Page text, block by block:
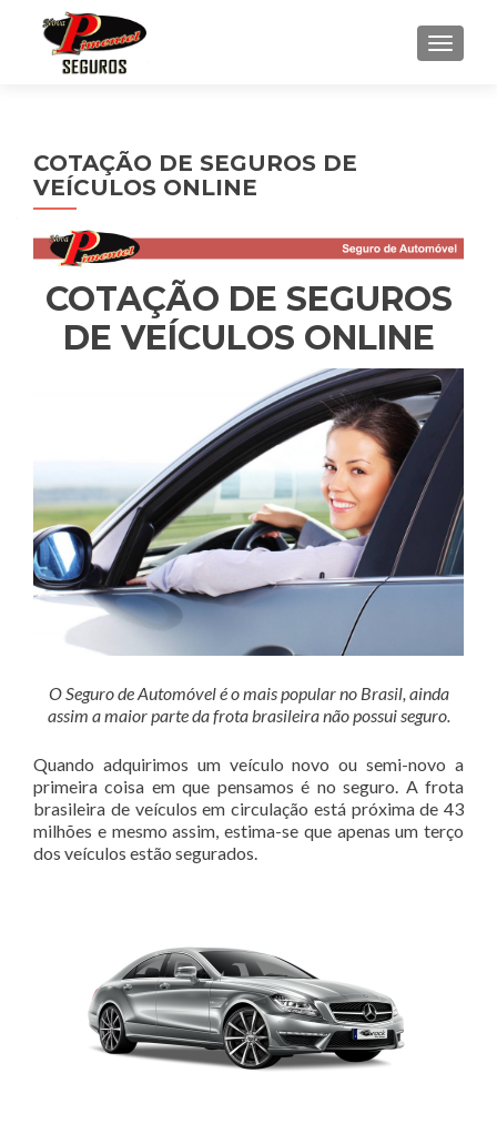
COTAÇÃO DE SEGUROS DE
VEÍCULOS ONLINE
COTAÇÃO DE SEGUROS
DE VEÍCULOS ONLINE
O Seguro de Automóvel é o mais popular no Brasil, ainda
assim a maior parte da frota brasileira não possui seguro.
Quando adquirimos um veículo novo ou semi-novo a
primeira coisa em que pensamos é no seguro. A frota
brasileira de veículos em circulação está próxima de 43
milhões e mesmo assim, estima-se que apenas um terço
dos veículos estão segurados.